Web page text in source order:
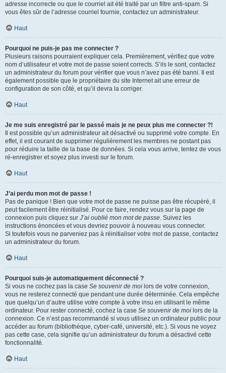
adresse incorrecte ou que le courriel ait été traité par un filtre anti-spam. Si
vous êtes sûr de l’adresse courriel fournie, contactez un administrateur.
Haut
Pourquoi ne puis-je pas me connecter ?
Plusieurs raisons pourraient expliquer cela. Premièrement, vérifiez que votre
nom d’utilisateur et votre mot de passe soient corrects. S’ils le sont, contactez
un administrateur du forum pour vérifier que vous n’avez pas été banni. Il est
également possible que le propriétaire du site Internet ait une erreur de
configuration de son côté, et qu’il devra la corriger.
Haut
Je me suis enregistré par le passé mais je ne peux plus me connecter ?!
Il est possible qu’un administrateur ait désactivé ou supprimé votre compte. En
effet, il est courant de supprimer régulièrement les membres ne postant pas
pour réduire la taille de la base de données. Si cela vous arrive, tentez de vous
ré-enregistrer et soyez plus investi sur le forum.
Haut
J’ai perdu mon mot de passe !
Pas de panique ! Bien que votre mot de passe ne puisse pas être récupéré, il
peut facilement être réinitialisé. Pour ce faire, rendez vous sur la page de
connexion puis cliquez sur J’ai oublié mon mot de passe. Suivez les
instructions énoncées et vous devriez pouvoir à nouveau vous connecter.
Si toutefois vous ne parveniez pas à réinitialiser votre mot de passe, contactez
un administrateur du forum.
Haut
Pourquoi suis-je automatiquement déconnecté ?
Si vous ne cochez pas la case Se souvenir de moi lors de votre connexion,
vous ne resterez connecté que pendant une durée déterminée. Cela empêche
que quelqu’un d’autre utilise votre compte à votre insu en utilisant le même
ordinateur. Pour rester connecté, cochez la case Se souvenir de moi lors de la
connexion. Ce n’est pas recommandé si vous utilisez un ordinateur public pour
accéder au forum (bibliothèque, cyber-café, université, etc.). Si vous ne voyez
pas cette case, cela signifie qu’un administrateur du forum a désactivé cette
fonctionnalité.
Haut